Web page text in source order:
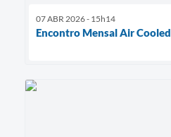
07 ABR 2026 - 15h14
Encontro Mensal Air Cooled